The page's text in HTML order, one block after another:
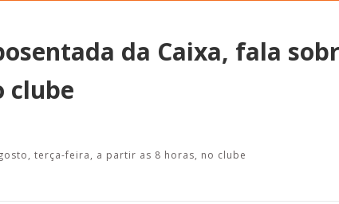
da Caixa, fala
clube
terça-feira, a partir as 8 horas, no clube